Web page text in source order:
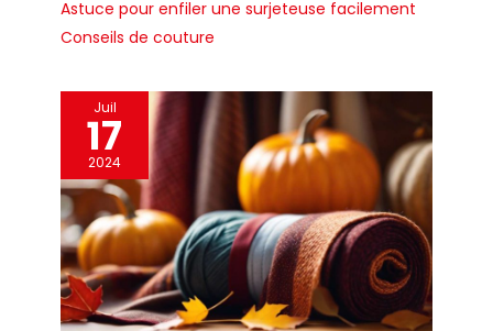
Astuce pour enfiler une surjeteuse facilement
Conseils de couture
Juil
17
2024